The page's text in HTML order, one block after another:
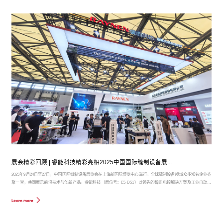
展会精彩回顾 | 睿能科技精彩亮相2025中国国际缝制设备展...
2025年9月24日至27日，中国国际缝制设备展览会在上海新国际博览中心举行。全球缝制设备领域众多知名企业齐
聚一堂，共同展示前沿技术与创新产品。睿能科技（展位号：E5-D51）以领先的智能电控解决方案及工业自动化
Learn more